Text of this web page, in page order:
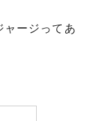
ャージってあ